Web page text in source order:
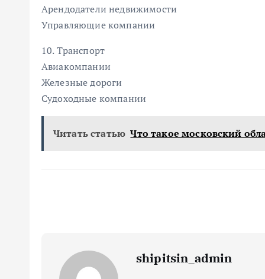
Арендодатели недвижимости
Управляющие компании
10. Транспорт
Авиакомпании
Железные дороги
Судоходные компании
Читать статью Что такое московский
shipitsin_admin